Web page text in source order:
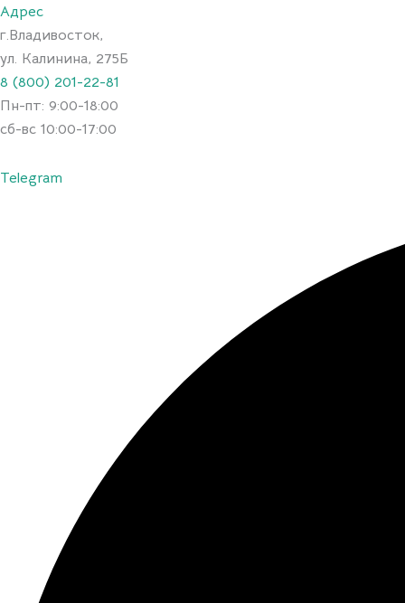
Перейти
к
содержимому
Адрес
г.Владивосток,
ул. Калинина, 275Б
8 (800) 201-22-81
Пн-пт: 9:00-18:00
сб-вс 10:00-17:00
Telegram
Искать: